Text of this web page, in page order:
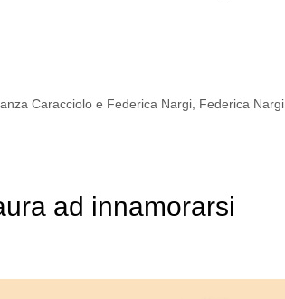
Caracciolo e Federica Nargi Federica Nargi
ad innamorarsi